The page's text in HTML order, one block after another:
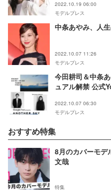
2022.10.19 06:00
モデルプレス
中条あやみ、人
2022.10.07 11:26
モデルプレス
今田耕司＆中条
ュアル解禁 公式
2022.10.07 06:30
モデルプレス
おすすめ特集
8月のカバーモデ
文哉
特集